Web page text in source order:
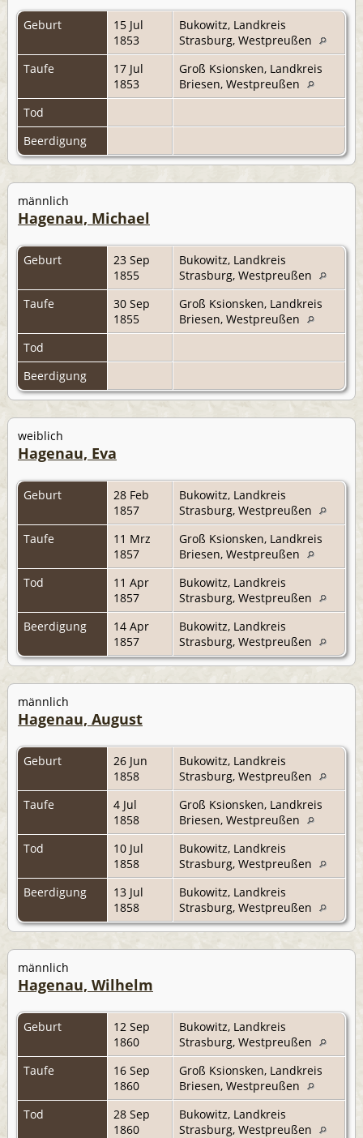
Geburt
15 Jul
1853
Bukowitz, Landkreis
Strasburg, Westpreußen
Taufe
17 Jul
1853
Groß Ksionsken, Landkreis
Briesen, Westpreußen
Tod
Beerdigung
männlich
Hagenau, Michael
Geburt
23 Sep
1855
Bukowitz, Landkreis
Strasburg, Westpreußen
Taufe
30 Sep
1855
Groß Ksionsken, Landkreis
Briesen, Westpreußen
Tod
Beerdigung
weiblich
Hagenau, Eva
Geburt
28 Feb
1857
Bukowitz, Landkreis
Strasburg, Westpreußen
Taufe
11 Mrz
1857
Groß Ksionsken, Landkreis
Briesen, Westpreußen
Tod
11 Apr
1857
Bukowitz, Landkreis
Strasburg, Westpreußen
Beerdigung
14 Apr
1857
Bukowitz, Landkreis
Strasburg, Westpreußen
männlich
Hagenau, August
Geburt
26 Jun
1858
Bukowitz, Landkreis
Strasburg, Westpreußen
Taufe
4 Jul
1858
Groß Ksionsken, Landkreis
Briesen, Westpreußen
Tod
10 Jul
1858
Bukowitz, Landkreis
Strasburg, Westpreußen
Beerdigung
13 Jul
1858
Bukowitz, Landkreis
Strasburg, Westpreußen
männlich
Hagenau, Wilhelm
Geburt
12 Sep
1860
Bukowitz, Landkreis
Strasburg, Westpreußen
Taufe
16 Sep
1860
Groß Ksionsken, Landkreis
Briesen, Westpreußen
Tod
28 Sep
1860
Bukowitz, Landkreis
Strasburg, Westpreußen